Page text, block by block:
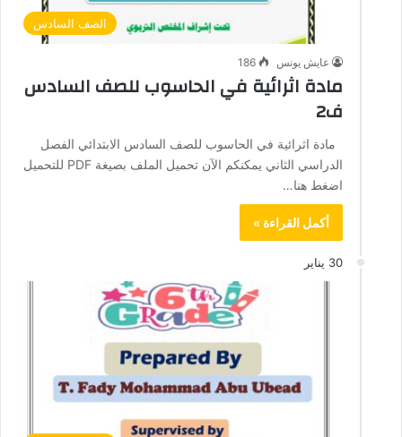
الصف السادس
عايش يونس 186
مادة اثرائية في الحاسوب للصف السادس
ف2
مادة اثرائية في الحاسوب للصف السادس الابتدائي الفصل
الدراسي الثاني يمكنكم الآن تحميل الملف بصيغة PDF للتحميل
اضغط هنا…
أكمل القراءة »
30 يناير